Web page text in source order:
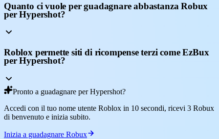
Quanto ci vuole per guadagnare abbastanza Robux
per Hypershot?
Roblox permette siti di ricompense terzi come EzBux
per Hypershot?
Pronto a guadagnare per Hypershot?
Accedi con il tuo nome utente Roblox in 10 secondi, ricevi 3 Robux
di benvenuto e inizia subito.
Inizia a guadagnare Robux